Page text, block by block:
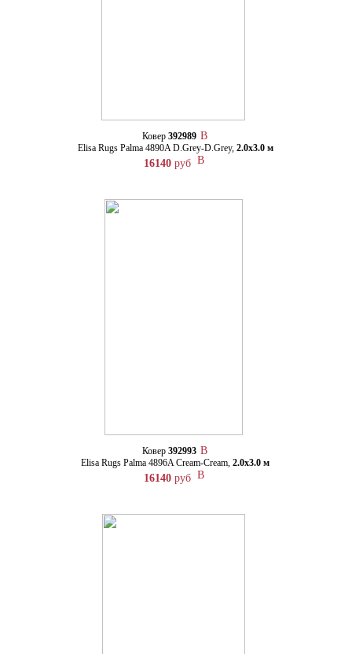
Ковер 392989
Elisa Rugs Palma 4890A D.Grey-D.Grey, 2.0х3.0 м
16140 руб
Ковер 392993
Elisa Rugs Palma 4896A Cream-Cream, 2.0х3.0 м
16140 руб